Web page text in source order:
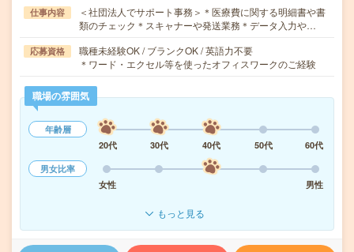
仕事内容
＜社団法人でサポート事務＞＊医療費に関する明細書や書
類のチェック＊スキャナーや発送業務＊データ入力や…
応募資格
職種未経験OK / ブランクOK / 英語力不要
＊ワード・エクセル等を使ったオフィスワークのご経験
職場の雰囲気
年齢層
20代
30代 40代 50代
60代
男女比率
女性
男性
もっと見る